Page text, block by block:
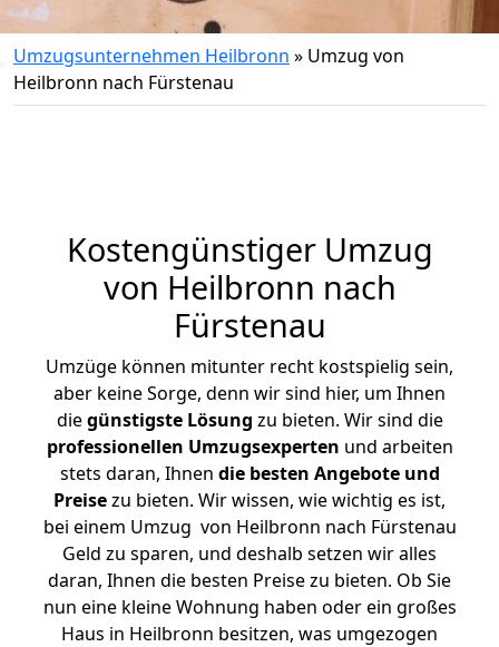
Umzugsunternehmen Heilbronn » Umzug von
Heilbronn nach Fürstenau
Kostengünstiger Umzug
von Heilbronn nach
Fürstenau
Umzüge können mitunter recht kostspielig sein,
aber keine Sorge, denn wir sind hier, um Ihnen
diegünstigste Lösung zu bieten. Wir sind die
professionellen Umzugsexperten und arbeiten
stets daran, Ihnen die besten Angebote und
Preisezu bieten. Wir wissen, wie wichtig es ist,
bei einem Umzug von Heilbronn nach Fürstenau
Geld zu sparen, und deshalb setzen wir alles
daran, Ihnen die besten Preise zu bieten. Ob Sie
nun eine kleine Wohnung haben oder ein großes
Haus in Heilbronn besitzen, was umgezogen